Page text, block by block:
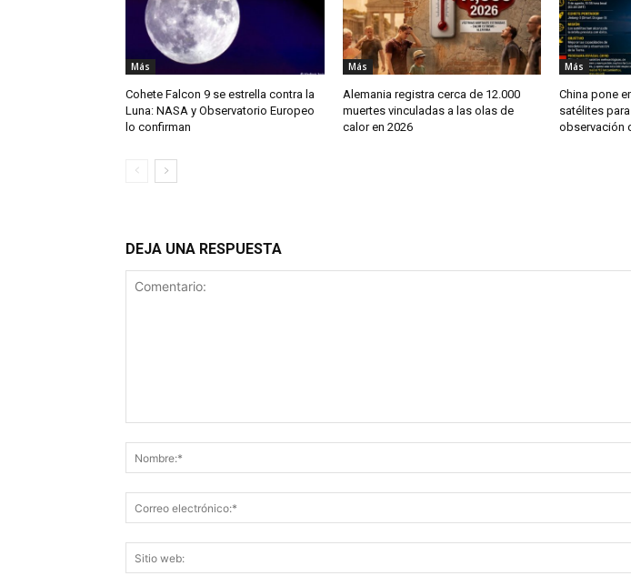
Más
Cohete Falcon 9 se estrella contra la
Luna: NASA y Observatorio Europeo
lo confirman
Más
Alemania registra cerca de 12.000
muertes vinculadas a las olas de
calor en 2026
Más
China pone
satélites
observación
DEJA UNA RESPUESTA